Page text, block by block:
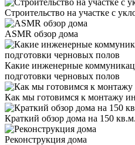
Строительство на участке с
ASMR обзор дома
Какие инженерные
подготовки черновых полов
Как мы готовимся к монтажу
Краткий обзор дома на 150 кв.м.
Реконструкция дома